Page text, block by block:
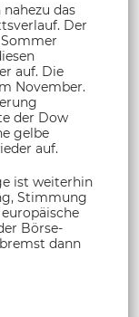
das
Der
auf. Die
November.
der Dow
gelbe
auf.
ist weiterhin
Stimmung
Börse-
dann